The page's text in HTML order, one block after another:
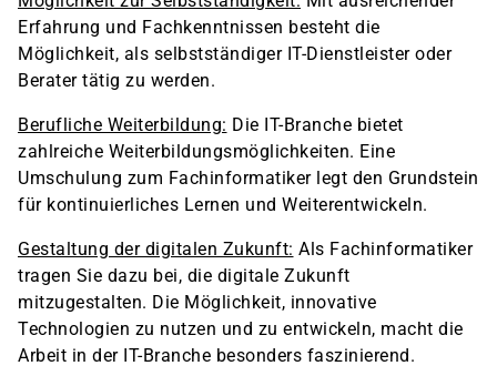
Erfahrung und Fachkenntnissen besteht die
Möglichkeit, als selbstständiger IT-Dienstleister oder
Berater tätig zu werden.
Berufliche Weiterbildung: Die IT-Branche bietet
zahlreiche Weiterbildungsmöglichkeiten. Eine
Umschulung zum Fachinformatiker legt den Grundstein
für kontinuierliches Lernen und Weiterentwickeln.
Gestaltung der digitalen Zukunft: Als Fachinformatiker
tragen Sie dazu bei, die digitale Zukunft
mitzugestalten. Die Möglichkeit, innovative
Technologien zu nutzen und zu entwickeln, macht die
Arbeit in der IT-Branche besonders faszinierend.